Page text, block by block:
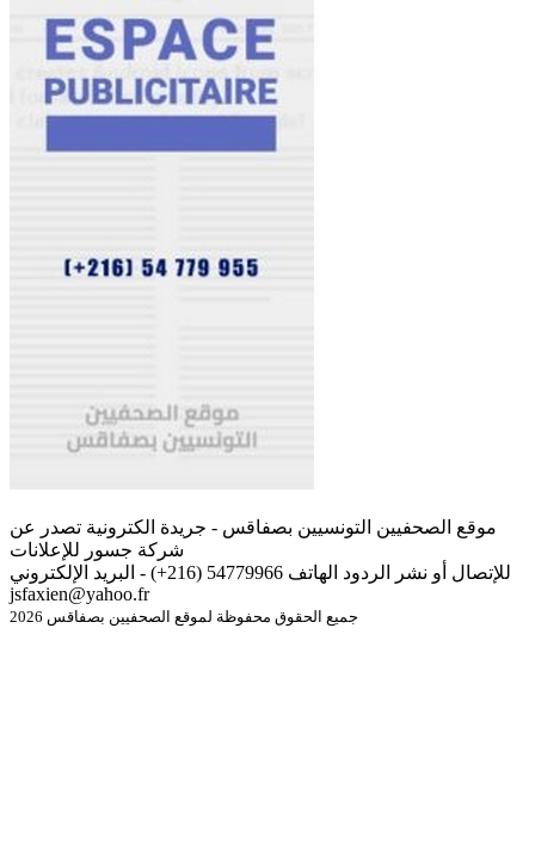
موقع الصحفيين التونسيين بصفاقس - جريدة الكترونية تصدر عن
شركة جسور للإعلانات
للإتصال أو نشر الردود الهاتف 54779966 (216+) - البريد الإلكتروني
jsfaxien@yahoo.fr
جميع الحقوق محفوظة لموقع الصحفيين بصفاقس 2026